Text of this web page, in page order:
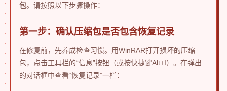
包。请按照以下步骤操作：
第一步：确认压缩包是否包含恢复记录
在修复前，先养成检查习惯。用WinRAR打开损坏的压缩
包，点击工具栏的“信息”按钮（或按快捷键Alt+I）。在弹出
的对话框中查看“恢复记录”一栏：